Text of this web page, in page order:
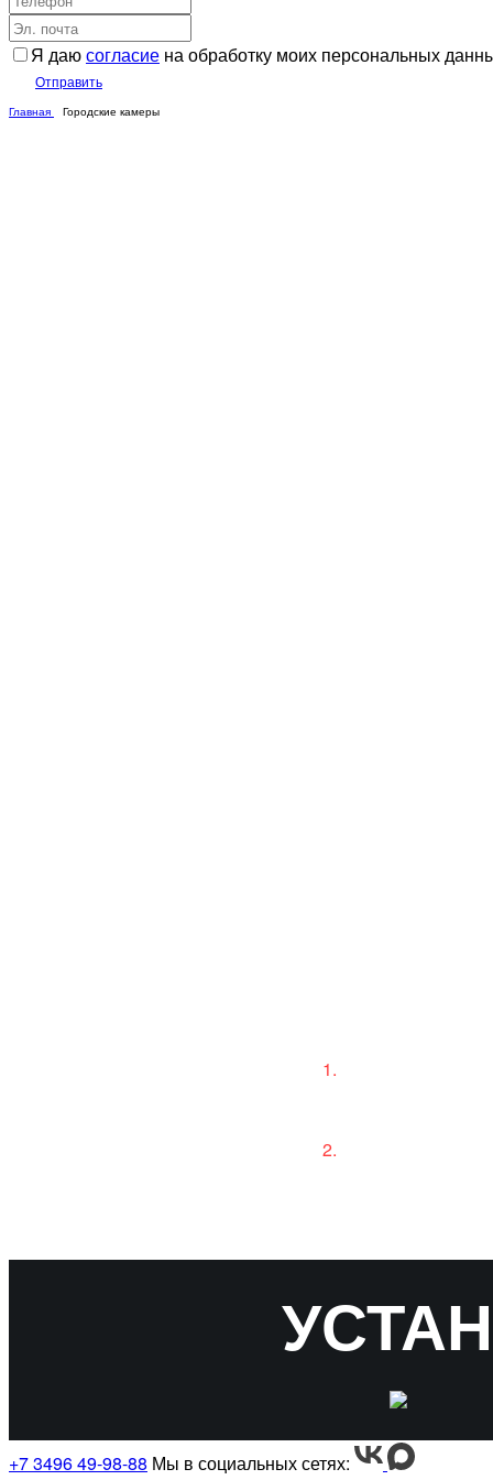
Я даюсогласие на обработку моих персональных
Отправить
Главная Городские камеры
+7 3496 49-98-88 Мы в социальных сетях: